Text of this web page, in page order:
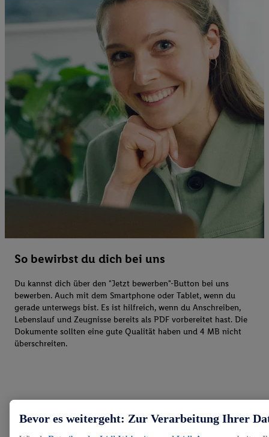
So bewirbst du dich bei uns
Du kannst dich über den "Jetzt bewerben"-Button bei uns
bewerben. Auch mit dem Smartphone oder Tablet, wenn du
gerade unterwegs bist. Es ist hilfreich, wenn du Anschreiben,
Lebenslauf und Zeugnisse bereits als PDF vorbereitet hast. Die
Dokumente sollten eine gute Qualität haben und 4 MB nicht
überschreiten.
Bevor es weitergeht: Zur Verarbeitung Ihrer